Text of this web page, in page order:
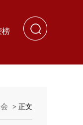
榜
> 正文